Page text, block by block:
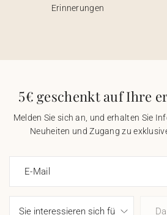
Erinnerungen
5€ geschenkt auf Ihre
Melden Sie sich an, und erhalten Sie
Neuheiten und Zugang zu
E-Mail